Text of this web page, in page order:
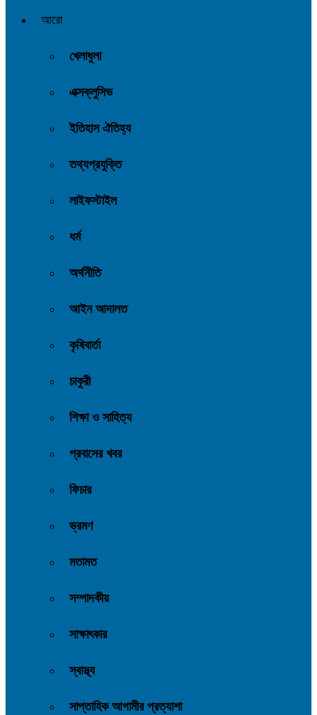
আরো
খেলাধুলা
এক্সক্লুসিভ
ইতিহাস ঐতিহ্য
তথ্যপ্রযুক্তি
লাইফস্টাইল
ধর্ম
অর্থনীতি
আইন আদালত
কৃষিবার্তা
চাকুরী
শিক্ষা ও সাহিত্য
প্রবাসের খবর
ফিচার
ভ্রমণ
মতামত
সম্পাদকীয়
সাক্ষাৎকার
স্বাস্থ্য
সাপ্তাহিক আগামীর প্রত্যাশা